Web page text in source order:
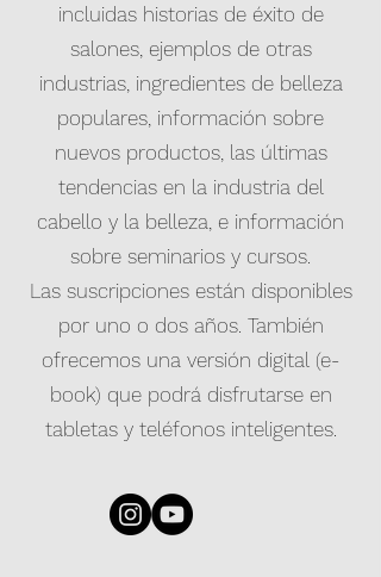
incluidas historias de éxito de
salones, ejemplos de otras
industrias, ingredientes de belleza
populares, información sobre
nuevos productos, las últimas
tendencias en la industria del
cabello y la belleza, e información
sobre seminarios y cursos.
Las suscripciones están disponibles
por uno o dos años. También
ofrecemos una versión digital (e-
book) que podrá disfrutarse en
tabletas y teléfonos inteligentes.